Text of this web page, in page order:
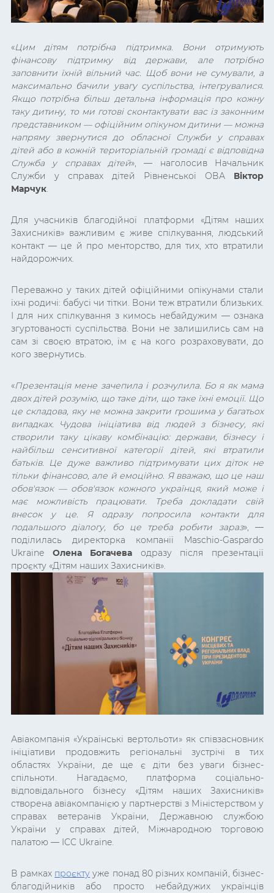
«Цим дітям потрібна підтримка. Вони отримують
фінансову підтримку від держави, але потрібно
заповнити їхній вільний час. Щоб вони не сумували, а
максимально бачили увагу суспільства, інтегрувалися.
Якщо потрібна більш детальна інформація про кожну
таку дитину, то ми готові сконтактувати вас із законним
представником — офіційним опікуном дитини — можна
напряму звернутися до обласної Служби у справах
дітей або в кожній територіальній громаді є відповідна
Служба у справах дітей», — наголосив Начальник
Служби у справах дітей Рівненської ОВА Віктор
Марчук.
Для учасників благодійної платформи «Дітям наших
Захисників» важливим є живе спілкування, людський
контакт — це й про менторство, для тих, хто втратили
найдорожчих.
Переважно у таких дітей офіційними опікунами стали
їхні родичі: бабусі чи тітки. Вони теж втратили близьких.
І для них спілкування з кимось небайдужим — ознака
згуртованості суспільства. Вони не залишились сам на
сам зі своєю втратою, їм є на кого розраховувати, до
кого звернутись.
«Презентація мене зачепила і розчулила. Бо я як мама
двох дітей розумію, що таке діти, що таке їхні емоції. Що
це складова, яку не можна закрити грошима у багатьох
випадках. Чудова ініціатива від людей з бізнесу, які
створили таку цікаву комбінацію: держави, бізнесу і
найбільш сенситивної категорії дітей, які втратили
батьків. Це дуже важливо підтримувати цих діток не
тільки фінансово, але й емоційно. Я вважаю, що це наш
обов'язок — обов'язок кожного українця, який може і
має можливість працювати. Треба докладати свій
внесок у це. Я одразу попросила контакти для
подальшого діалогу, бо це треба робити зараз», —
поділилась директорка компанії Maschio-Gaspardo
Ukraine Олена Богачева одразу після презентації
проєкту «Дітям наших Захисників».
Авіакомпанія «Українські вертольоти» як співзасновник
ініціативи продовжить регіональні зустрічі в тих
областях України, де ще є діти без уваги бізнес-
спільноти. Нагадаємо, платформа соціально-
відповідального бізнесу «Дітям наших Захисників»
створена авіакомпанією у партнерстві з Міністерством у
справах ветеранів України, Державною службою
України у справах дітей, Міжнародною торговою
палатою — ICC Ukraine.
В рамках проєкту уже понад 80 різних компаній, бізнес-
благодійників або просто небайдужих українців